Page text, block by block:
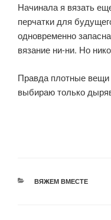
Начинала я вязать
перчатки для
одновременно
вязание ни-ни. Но
Правда плотные вещи
выбираю только
РУБРИКИ
ВЯЖЕМ ВМЕСТЕ